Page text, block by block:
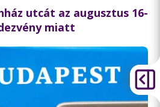
utcát az augusztus 16-
miatt